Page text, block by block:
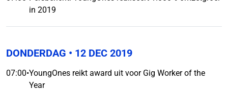
in 2019
DONDERDAG • 12 DEC 2019
07:00•YoungOnes reikt award uit voor Gig Worker of the
Year